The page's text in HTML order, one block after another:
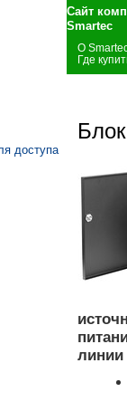
Сайт
Smartec
О
Где
доступа
линии